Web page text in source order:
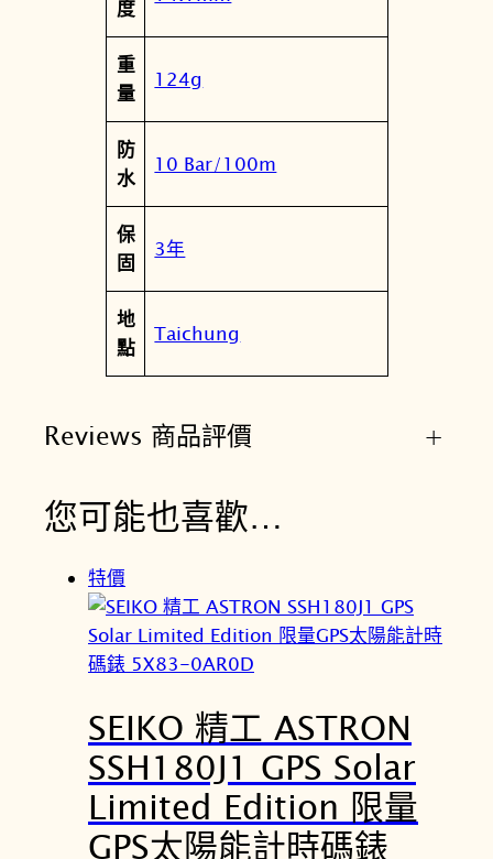
度
重
量
124g
防
水
10 Bar/100m
保
固
3年
地
點
Taichung
Reviews 商品評價 +
您可能也喜歡…
特價
SEIKO 精工 ASTRON
SSH180J1 GPS Solar
Limited Edition 限量
GPS太陽能計時碼錶